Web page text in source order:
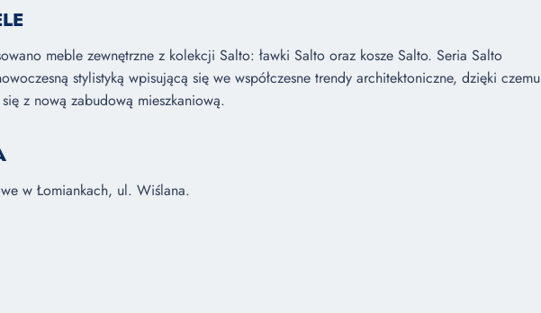
meble zewnętrzne z kolekcji Salto: ławki Salto oraz kosze Salto. Seria Salto
stylistyką wpisującą się we współczesne trendy architektoniczne, dzięki czemu
z nową zabudową mieszkaniową.
w Łomiankach, ul. Wiślana.